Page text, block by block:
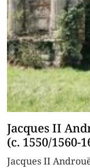
Jacques II
(c. 1550/1560-
Jacques II